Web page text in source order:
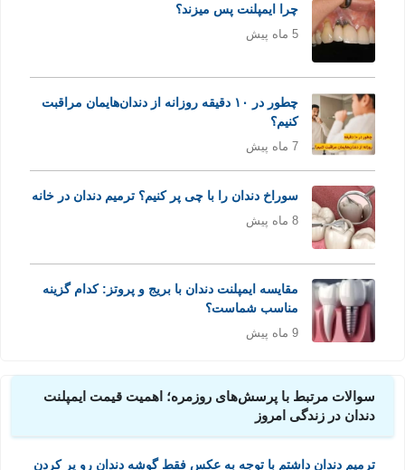
چرا ایمپلنت پس میزند؟
5 ماه پیش
چطور در ۱۰ دقیقه روزانه از دندان‌هایمان مراقبت
کنیم؟
7 ماه پیش
سوراخ دندان را با چی پر کنیم؟ ترمیم دندان در خانه
8 ماه پیش
مقایسه ایمپلنت دندان با بریج و پروتز: کدام گزینه
مناسب شماست؟
9 ماه پیش
سوالات مرتبط با پرسش‌های روزمره؛ اهمیت قیمت ایمپلنت
دندان در زندگی امروز
ترمیم دندان داشتم با توجه به عکس فقط گوشه دندان رو پر کردن